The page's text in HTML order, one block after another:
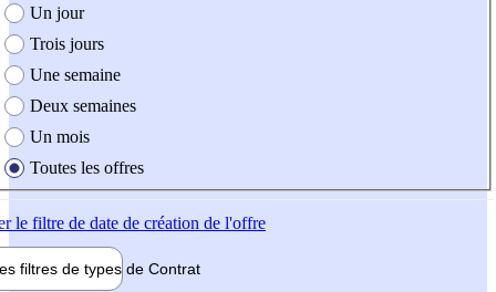
création de l'offre
Un jour
Trois jours
Une semaine
Deux semaines
Un mois
Toutes les offres
le filtre de date de création de l'offre
filtres de types de Contrat